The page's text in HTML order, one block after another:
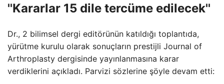
''Kararlar 15 dile tercüme edilecek''
Dr., 2 bilimsel dergi editörünün katıldığı toplantıda,
yürütme kurulu olarak sonuçların prestijli Journal of
Arthroplasty dergisinde yayınlanmasına karar
verdiklerini açıkladı. Parvizi sözlerine şöyle devam etti: